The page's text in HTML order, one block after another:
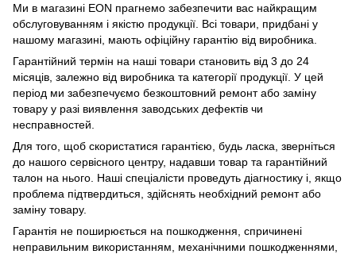
Ми в магазині EON прагнемо забезпечити вас найкращим
обслуговуванням і якістю продукції. Всі товари, придбані у
нашому магазині, мають офіційну гарантію від виробника.
Гарантійний термін на наші товари становить від 3 до 24
місяців, залежно від виробника та категорії продукції. У цей
період ми забезпечуємо безкоштовний ремонт або заміну
товару у разі виявлення заводських дефектів чи
несправностей.
Для того, щоб скористатися гарантією, будь ласка, зверніться
до нашого сервісного центру, надавши товар та гарантійний
талон на нього. Наші спеціалісти проведуть діагностику і, якщо
проблема підтвердиться, здійснять необхідний ремонт або
заміну товару.
Гарантія не поширюється на пошкодження, спричинені
неправильним використанням, механічними пошкодженнями,